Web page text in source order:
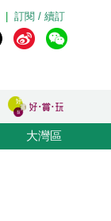
訂閱 / 續訂
大灣區